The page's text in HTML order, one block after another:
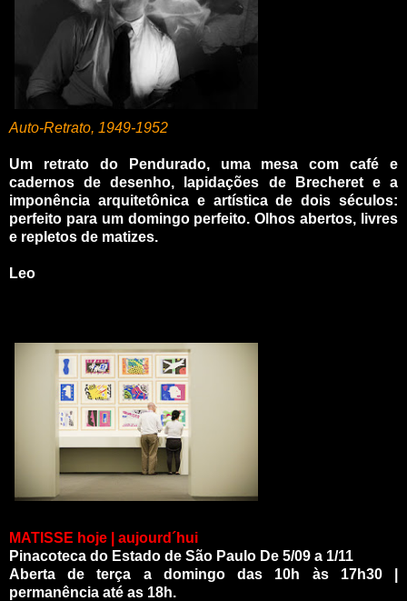
Auto-Retrato, 1949-1952
Um retrato do Pendurado, uma mesa com café e
cadernos de desenho, lapidações de Brecheret e a
imponência arquitetônica e artística de dois séculos:
perfeito para um domingo perfeito.Olhos abertos, livres
e repletos de matizes.
Leo
MATISSE hoje | aujourd´hui
Pinacoteca do Estado de São Paulo De 5/09 a 1/11
Aberta de terça a domingo das 10h às 17h30 |
permanência até as 18h.